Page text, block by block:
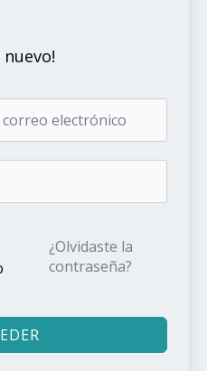
¿Olvidaste la
contraseña?